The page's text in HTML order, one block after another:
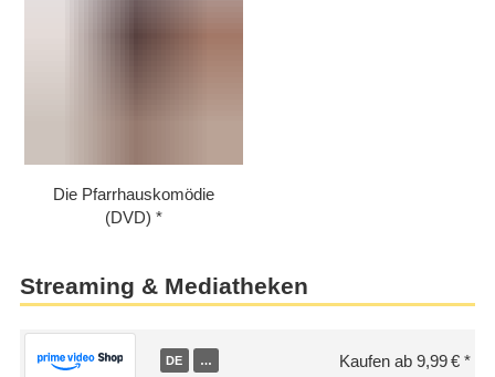
Die Pfarrhauskomödie
(DVD)
Streaming & Mediatheken
DE … Kaufen ab 9,99 €